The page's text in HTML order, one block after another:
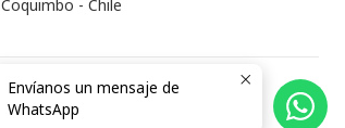
Coquimbo - Chile
Envíanos un mensaje de
WhatsApp